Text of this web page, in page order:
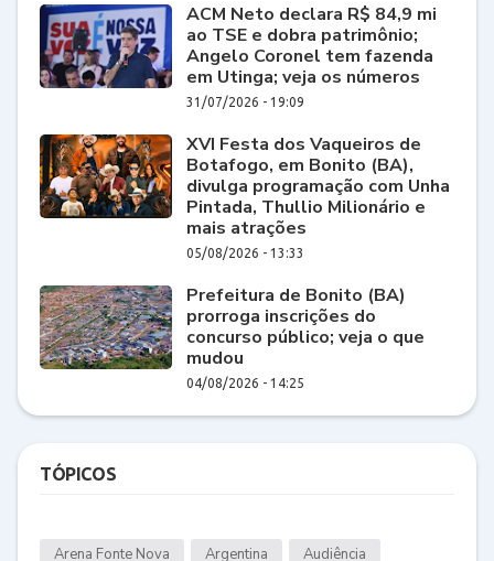
ACM Neto declara R$ 84,9 mi
ao TSE e dobra patrimônio;
Angelo Coronel tem fazenda
em Utinga; veja os números
31/07/2026 - 19:09
XVI Festa dos Vaqueiros de
Botafogo, em Bonito (BA),
divulga programação com Unha
Pintada, Thullio Milionário e
mais atrações
05/08/2026 - 13:33
Prefeitura de Bonito (BA)
prorroga inscrições do
concurso público; veja o que
mudou
04/08/2026 - 14:25
TÓPICOS
Arena Fonte Nova Argentina Audiência